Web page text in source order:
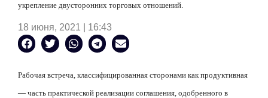
укрепление двусторонних торговых отношений.
18 июня, 2021 | 16:43
Рабочая встреча, классифицированная сторонами как продуктивная
— часть практической реализации соглашения, одобренного в